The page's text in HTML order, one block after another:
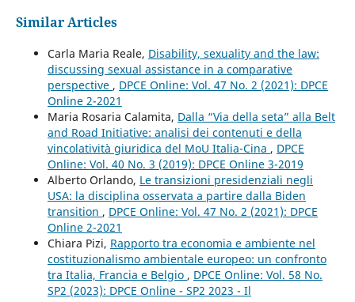
Similar Articles
Carla Maria Reale, Disability, sexuality and the law:
discussing sexual assistance in a comparative
perspective , DPCE Online: Vol. 47 No. 2 (2021): DPCE
Online 2-2021
Maria Rosaria Calamita, Dalla “Via della seta” alla Belt
and Road Initiative: analisi dei contenuti e della
vincolatività giuridica del MoU Italia-Cina , DPCE
Online: Vol. 40 No. 3 (2019): DPCE Online 3-2019
Alberto Orlando, Le transizioni presidenziali negli
USA: la disciplina osservata a partire dalla Biden
transition , DPCE Online: Vol. 47 No. 2 (2021): DPCE
Online 2-2021
Chiara Pizi, Rapporto tra economia e ambiente nel
costituzionalismo ambientale europeo: un confronto
tra Italia, Francia e Belgio , DPCE Online: Vol. 58 No.
SP2 (2023): DPCE Online - SP2 2023 - Il